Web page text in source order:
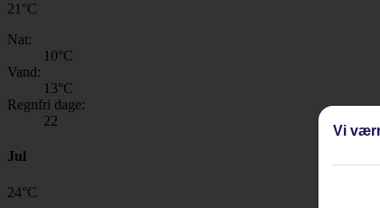
21 °C
Nat:
10°C
Vand:
13°C
Regnfri dage:
22
Jul
24°C
Vi